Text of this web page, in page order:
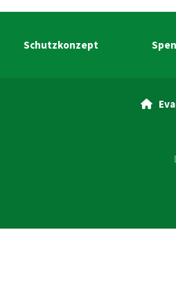
Schutzkonzept
